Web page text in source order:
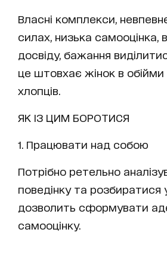
Власні комплекси,
силах, низька самооцінка,
досвіду, бажання
це штовхає жінок в обійми
хлопців.
ЯК ІЗ ЦИМ БОРОТИСЯ
1. Працювати над собою
Потрібно ретельно
поведінку та розбиратися
дозволить сформувати
самооцінку.